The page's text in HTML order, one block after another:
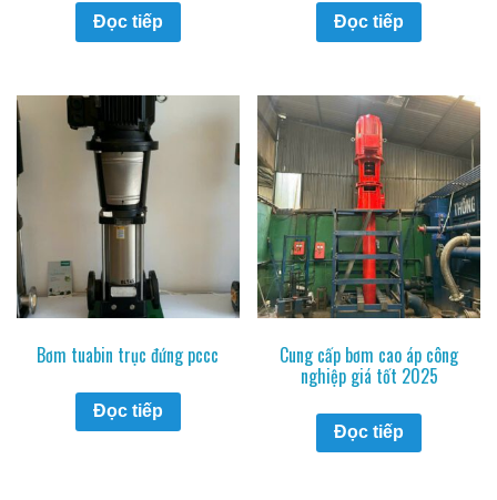
Đọc tiếp Đọc tiếp
Bơm tuabin trục đứng pccc
Đọc tiếp
Cung cấp bơm cao áp công
nghiệp giá tốt 2025
Đọc tiếp